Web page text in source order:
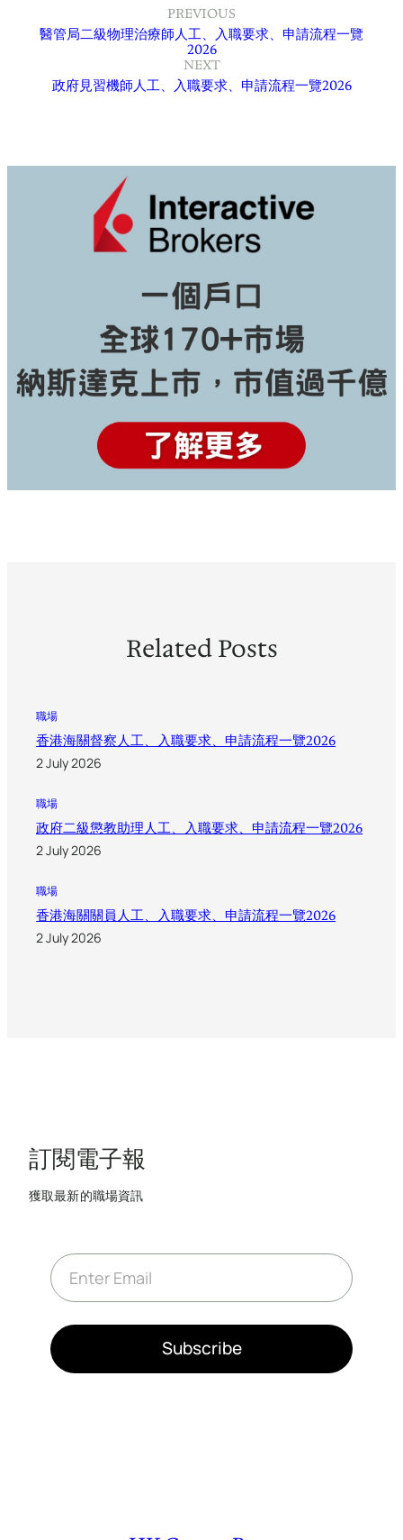
PREVIOUS
醫管局二級物理治療師人工、入職要求、申請流程一覽
2026
NEXT
政府見習機師人工、入職要求、申請流程一覽2026
Related Posts
職場
香港海關督察人工、入職要求、申請流程一覽2026
2 July 2026
職場
政府二級懲教助理人工、入職要求、申請流程一覽2026
2 July 2026
職場
香港海關關員人工、入職要求、申請流程一覽2026
2 July 2026
訂閱電子報
獲取最新的職場資訊
E
m
a
*
Subscribe